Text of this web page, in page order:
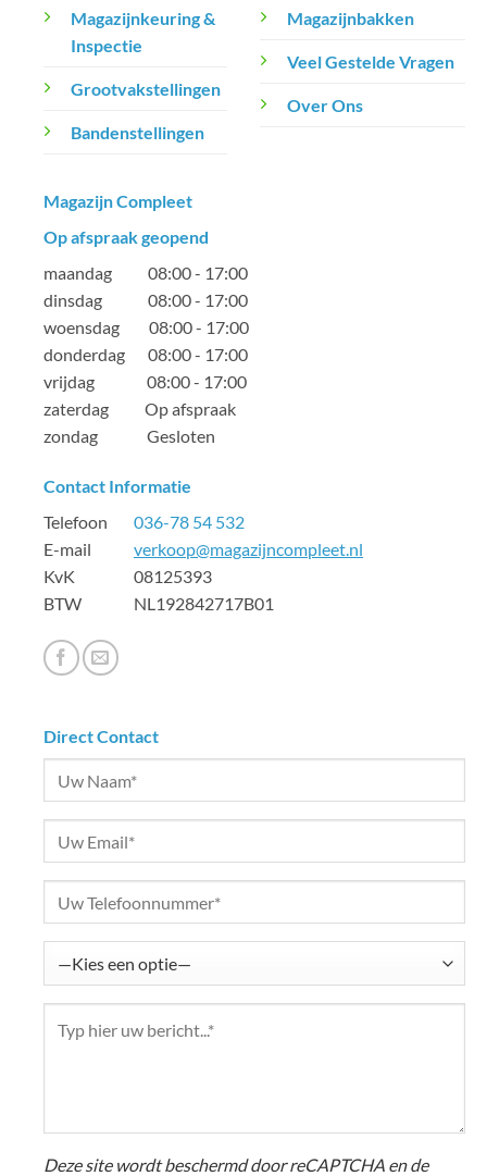
Magazijnkeuring &
Inspectie
Grootvakstellingen
Bandenstellingen
Magazijnbakken
Veel Gestelde Vragen
Over Ons
Magazijn Compleet
Op afspraak geopend
maandag 08:00 - 17:00
dinsdag 08:00 - 17:00
woensdag 08:00 - 17:00
donderdag 08:00 - 17:00
vrijdag 08:00 - 17:00
zaterdag Op afspraak
zondag Gesloten
Contact Informatie
Telefoon 036-78 54 532
E-mail verkoop@magazijncompleet.nl
KvK 08125393
BTW NL192842717B01
Direct Contact
Deze site wordt beschermd door reCAPTCHA en de